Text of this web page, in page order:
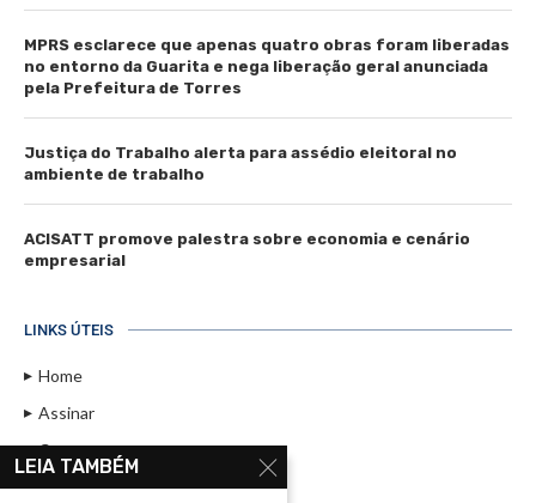
MPRS esclarece que apenas quatro obras foram liberadas
no entorno da Guarita e nega liberação geral anunciada
pela Prefeitura de Torres
Justiça do Trabalho alerta para assédio eleitoral no
ambiente de trabalho
ACISATT promove palestra sobre economia e cenário
empresarial
LINKS ÚTEIS
Home
Assinar
Contato
Política de Privacidade
LEIA TAMBÉM